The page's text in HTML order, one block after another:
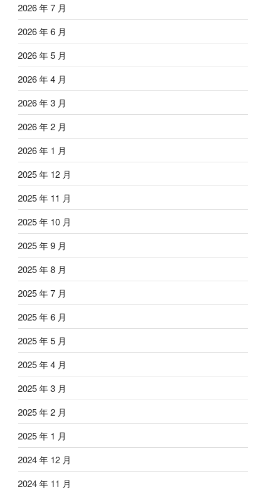
2026 年 7 月
2026 年 6 月
2026 年 5 月
2026 年 4 月
2026 年 3 月
2026 年 2 月
2026 年 1 月
2025 年 12 月
2025 年 11 月
2025 年 10 月
2025 年 9 月
2025 年 8 月
2025 年 7 月
2025 年 6 月
2025 年 5 月
2025 年 4 月
2025 年 3 月
2025 年 2 月
2025 年 1 月
2024 年 12 月
2024 年 11 月